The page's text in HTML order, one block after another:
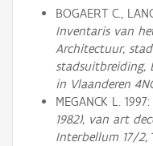
BOGAERT C.,
Inventaris van
Architectuur, stad
stadsuitbreiding,
in Vlaanderen
MEGANCK L. 1997:
1982), van art
Interbellum 17/2,